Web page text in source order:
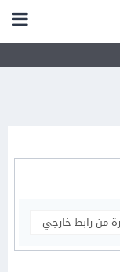
من رابط خارجي